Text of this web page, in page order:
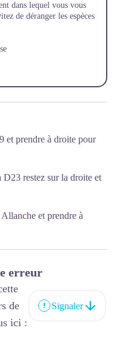
dans lequel vous vous
de déranger les espèces
et prendre à droite pour
restez sur la droite et
et prendre à
erreur
de
ici :
Signaler